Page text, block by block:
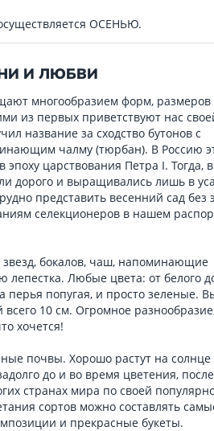
ОСЕНЬЮ.
И ЛЮБВИ
многообразием форм, размеров
из первых приветствуют нас
название за сходство бутонов с
чалму (тюрбан). В Россию
царствования Петра I. Тогда,
дорого и выращивались лишь в
представить весенний сад без
селекционеров в нашем
бокалов, чаш, напоминающие
Любые цвета: от белого
попугая, и просто зеленые.
10 см. Огромное
хочется!
почвы. Хорошо растут на
до и во время цветения,
странах мира по своей
сортов можно составлять
и прекрасные букеты.